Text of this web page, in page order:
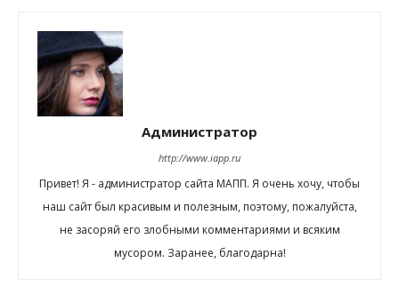
Администратор
http://www.iapp.ru
Привет! Я - администратор сайта МАПП. Я очень хочу, чтобы
наш сайт был красивым и полезным, поэтому, пожалуйста,
не засоряй его злобными комментариями и всяким
мусором. Заранее, благодарна!